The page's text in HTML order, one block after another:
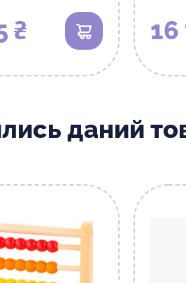
₴ В кошик 16
даний